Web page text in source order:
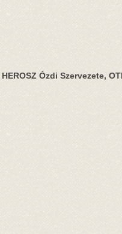
HEROSZ Ózdi Szervezete,